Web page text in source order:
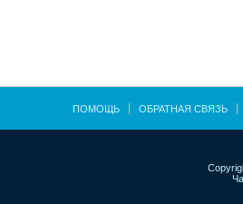
ПОМОЩЬ ОБРАТНАЯ СВЯЗЬ